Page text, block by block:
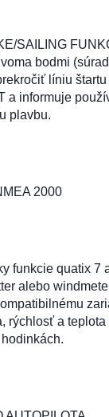
SAILING
bodmi
líniu
a informuje
plavbu.
2000
funkcie quatix
alebo
rýchlosť a